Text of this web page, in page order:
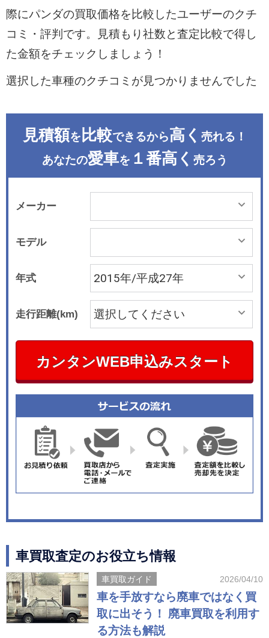
際にパンダの買取価格を比較したユーザーのクチ
コミ・評判です。見積もり社数と査定比較で得し
た金額をチェックしましょう！
選択した車種のクチコミが見つかりませんでした
見積額を 比較できるから高く 売れる！
あなたの愛車を １番高く 売ろう
メーカー
モデル
年式
走行距離(km)
カンタンWEB申込みスタート
車買取査定のお役立ち情報
車買取ガイド 2026/04/10
車を手放すなら廃車ではなく買
取に出そう！ 廃車買取を利用す
る方法も解説